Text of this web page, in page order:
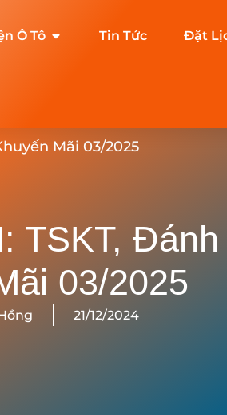
Ô Tô Tin Tức Đặt
Mãi 03/2025
TSKT,
03/2025
21/12/2024